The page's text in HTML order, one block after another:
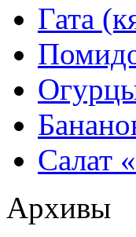
Гата
Салат
Архивы